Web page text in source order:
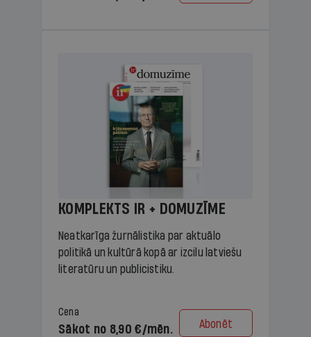
KOMPLEKTS IR + DOMUZĪME
Neatkarīga žurnālistika par aktuālo
politikā un kultūrā kopā ar izcilu latviešu
literatūru un publicistiku.
Cena
Sākot no 8,90 €/mēn. Abonēt